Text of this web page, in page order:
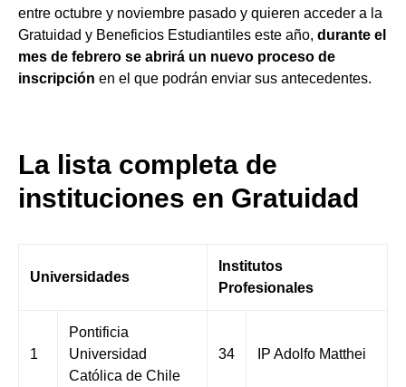
entre octubre y noviembre pasado y quieren acceder a la
Gratuidad y Beneficios Estudiantiles este año, durante el
mes de febrero se abrirá un nuevo proceso de
inscripción en el que podrán enviar sus antecedentes.
La lista completa de
instituciones en Gratuidad
Universidades
Institutos
Profesionales
1
Pontificia
Universidad
Católica de Chile
34 IP Adolfo Matthei